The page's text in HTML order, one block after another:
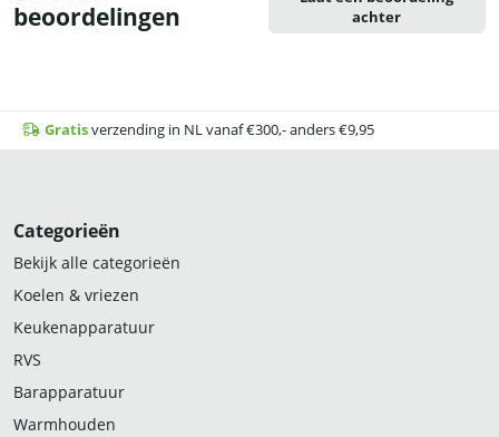
beoordelingen
achter
Gratisverzending in NL vanaf €300,- anders €9,95
Categorieën
Bekijk alle categorieën
Koelen & vriezen
Keukenapparatuur
RVS
Barapparatuur
Warmhouden